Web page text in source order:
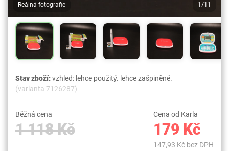
Reálná fotografie 1/11
Stav zboží:vzhled: lehce použitý. lehce zašpiněné.
(varianta 7126287)
Běžná cena
1 118 Kč
Cena od Karla
179 Kč
147,93 Kč bez DPH